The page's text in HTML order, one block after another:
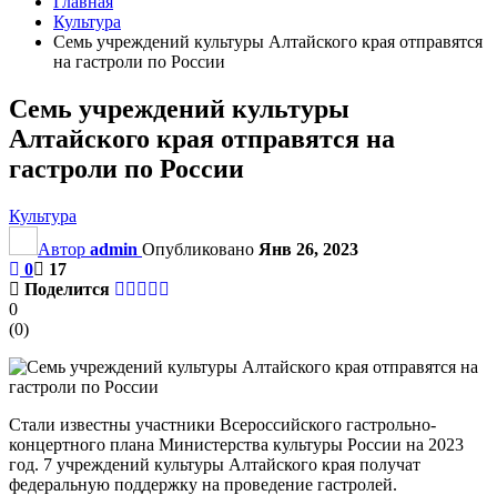
Культура
Семь учреждений культуры Алтайского края отправятся
на гастроли по России
Семь учреждений культуры
Алтайского края отправятся на
гастроли по России
Культура
Автор admin Опубликовано Янв 26, 2023
0
17
Поделится
0
(0)
Стали известны участники Всероссийского гастрольно-
концертного плана Министерства культуры России на 2023
год. 7 учреждений культуры Алтайского края получат
федеральную поддержку на проведение гастролей.